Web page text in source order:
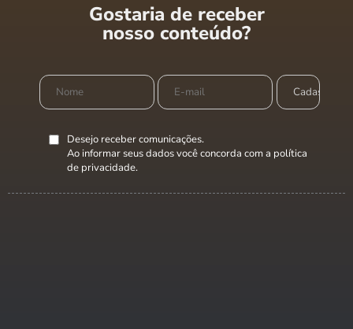
Gostaria de receber
nosso conteúdo?
Desejo receber comunicações.
Ao informar seus dados você concorda com a política
de privacidade.